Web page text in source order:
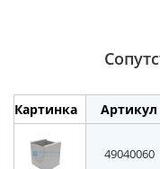
Картинка Артикул
49040060